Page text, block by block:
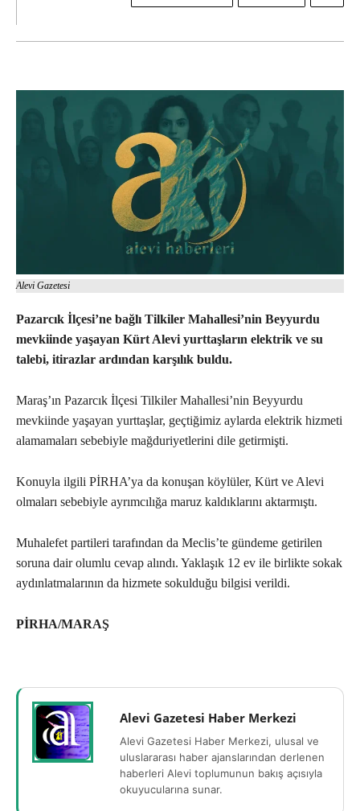
Alevi Gazetesi
Pazarcık İlçesi’ne bağlı Tilkiler Mahallesi’nin Beyyurdu
mevkiinde yaşayan Kürt Alevi yurttaşların elektrik ve su
talebi, itirazlar ardından karşılık buldu.
Maraş’ın Pazarcık İlçesi Tilkiler Mahallesi’nin Beyyurdu
mevkiinde yaşayan yurttaşlar, geçtiğimiz aylarda elektrik hizmeti
alamamaları sebebiyle mağduriyetlerini dile getirmişti.
Konuyla ilgili PİRHA’ya da konuşan köylüler, Kürt ve Alevi
olmaları sebebiyle ayrımcılığa maruz kaldıklarını aktarmıştı.
Muhalefet partileri tarafından da Meclis’te gündeme getirilen
soruna dair olumlu cevap alındı. Yaklaşık 12 ev ile birlikte sokak
aydınlatmalarının da hizmete sokulduğu bilgisi verildi.
PİRHA/MARAŞ
Alevi Gazetesi Haber Merkezi
Alevi Gazetesi Haber Merkezi, ulusal ve
uluslararası haber ajanslarından derlenen
haberleri Alevi toplumunun bakış açısıyla
okuyucularına sunar.